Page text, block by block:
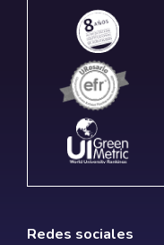
Redes sociales